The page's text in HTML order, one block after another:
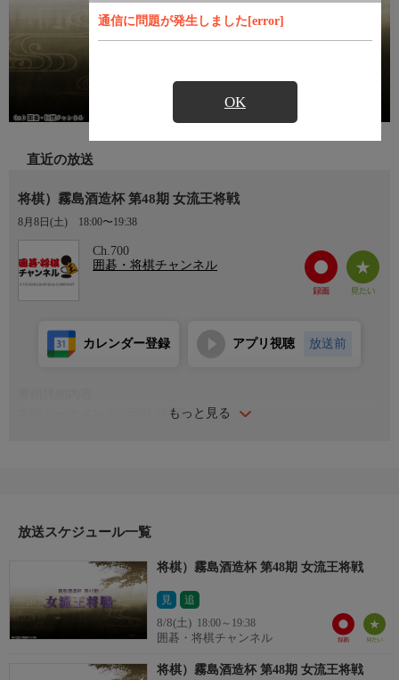
通信に問題が発生しました[error]
OK
直近の放送
将棋）霧島酒造杯 第48期 女流王将戦
8月8日(土) 18:00〜19:38
Ch.700
囲碁・将棋チャンネル
もっと見る
カレンダー登録 アプリ視聴 放送前
本戦トーナメント 2回戦 第3局
放送スケジュール一覧
将棋）霧島酒造杯 第48期 女流王将戦
見 追
8/8(土) 18:00～19:38
囲碁・将棋チャンネル
将棋）霧島酒造杯 第48期 女流王将戦